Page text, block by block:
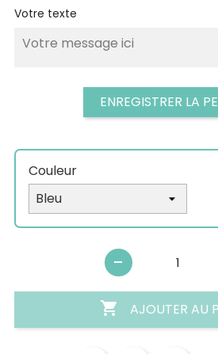
Votre texte
ENREGISTRER LA
Couleur
 AJOUTER AU